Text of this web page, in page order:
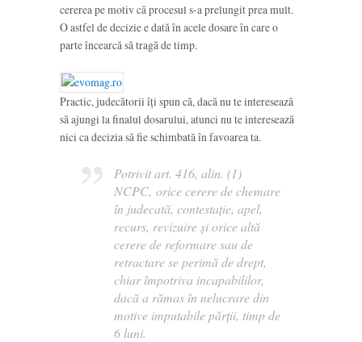
cererea pe motiv că procesul s-a prelungit prea mult.
O astfel de decizie e dată în acele dosare în care o
parte încearcă să tragă de timp.
Practic, judecătorii îți spun că, dacă nu te interesează
să ajungi la finalul dosarului, atunci nu te interesează
nici ca decizia să fie schimbată în favoarea ta.
Potrivit art. 416, alin. (1)
NCPC, orice cerere de chemare
în judecată, contestație, apel,
recurs, revizuire și orice altă
cerere de reformare sau de
retractare se perimă de drept,
chiar împotriva incapabililor,
dacă a rămas în nelucrare din
motive imputabile părții, timp de
6 luni.